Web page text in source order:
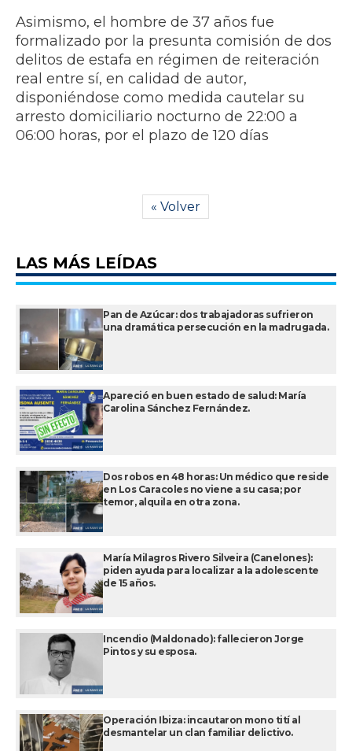
Asimismo, el hombre de 37 años fue
formalizado por la presunta comisión de dos
delitos de estafa en régimen de reiteración
real entre sí, en calidad de autor,
disponiéndose como medida cautelar su
arresto domiciliario nocturno de 22:00 a
06:00 horas, por el plazo de 120 días
« Volver
LAS MÁS LEÍDAS
Pan de Azúcar: dos trabajadoras sufrieron
una dramática persecución en la madrugada.
Apareció en buen estado de salud: María
Carolina Sánchez Fernández.
Dos robos en 48 horas: Un médico que reside
en Los Caracoles no viene a su casa; por
temor, alquila en otra zona.
María Milagros Rivero Silveira (Canelones):
piden ayuda para localizar a la adolescente
de 15 años.
Incendio (Maldonado): fallecieron Jorge
Pintos y su esposa.
Operación Ibiza: incautaron mono tití al
desmantelar un clan familiar delictivo.